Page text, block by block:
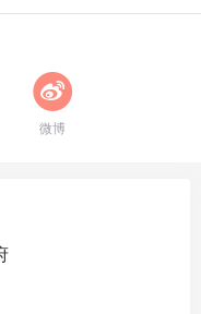
微博